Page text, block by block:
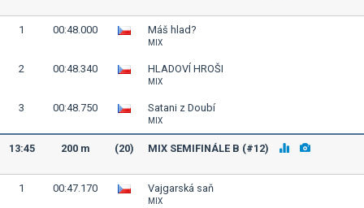
1 00:48.000 Máš hlad?
MIX
2 00:48.340 HLADOVÍ HROŠI
MIX
3 00:48.750 Satani z Doubí
MIX
13:45 200 m (20) MIX SEMIFINÁLE B (#12)
1 00:47.170 Vajgarská saň
MIX